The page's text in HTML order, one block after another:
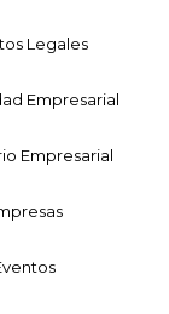
Legales
Empresarial
Empresarial